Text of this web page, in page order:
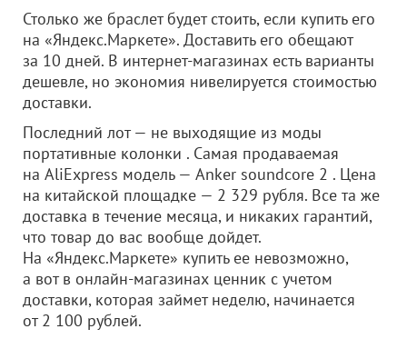
Столько же браслет будет стоить, если купить его
на «Яндекс.Маркете». Доставить его обещают
за 10 дней. В интернет-магазинах есть варианты
дешевле, но экономия нивелируется стоимостью
доставки.
Последний лот — не выходящие из моды
портативные колонки . Самая продаваемая
на AliExpress модель — Anker soundcore 2 . Цена
на китайской площадке — 2 329 рубля. Все та же
доставка в течение месяца, и никаких гарантий,
что товар до вас вообще дойдет.
На «Яндекс.Маркете» купить ее невозможно,
а вот в онлайн-магазинах ценник с учетом
доставки, которая займет неделю, начинается
от 2 100 рублей.